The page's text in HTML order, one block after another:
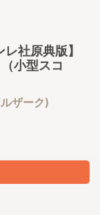
社原典版】
小型スコ
ザーク)